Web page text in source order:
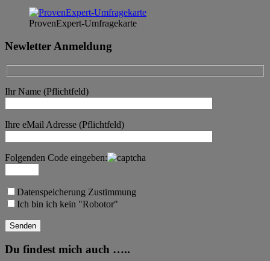
ProvenExpert-Umfragekarte
Newletter Anmeldung
Ihr Name (Pflichtfeld)
Ihre eMail Adresse (Pflichtfeld)
Folgenden Code eingeben:
Datenspeicherung Zustimmung
Ich bin ich kein "Robotor"
Du findest mich auch …..